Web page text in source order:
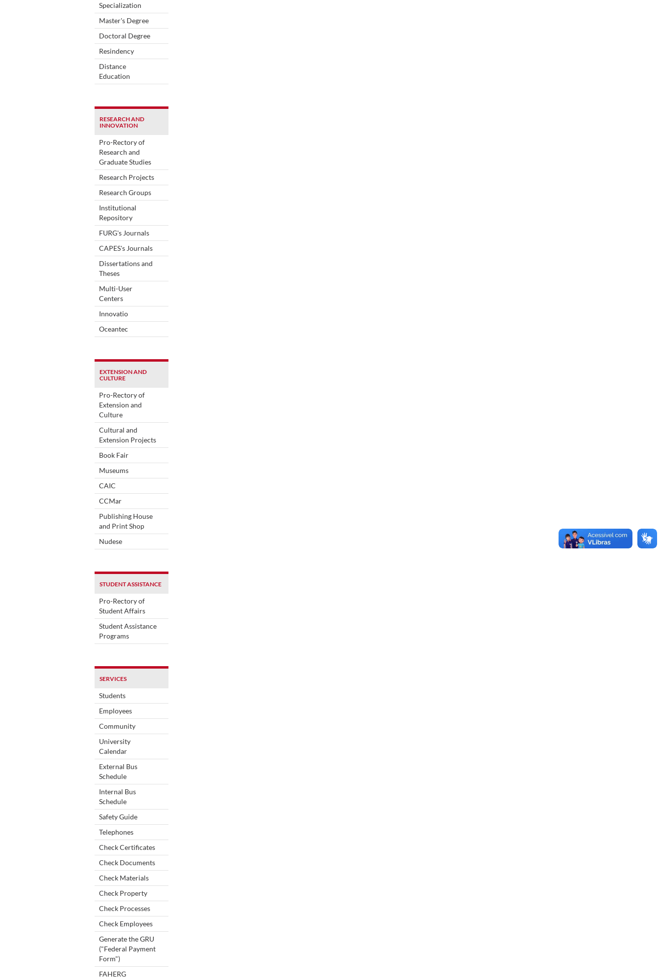
Specialization
Master's Degree
Doctoral Degree
Resindency
Distance
Education
RESEARCH AND
INNOVATION
Pro-Rectory of
Research and
Graduate Studies
Research Projects
Research Groups
Institutional
Repository
FURG's Journals
CAPES's Journals
Dissertations and
Theses
Multi-User
Centers
Innovatio
Oceantec
EXTENSION AND
CULTURE
Pro-Rectory of
Extension and
Culture
Cultural and
Extension Projects
Book Fair
Museums
CAIC
CCMar
Publishing House
and Print Shop
Nudese
STUDENT ASSISTANCE
Pro-Rectory of
Student Affairs
Student Assistance
Programs
SERVICES
Students
Employees
Community
University
Calendar
External Bus
Schedule
Internal Bus
Schedule
Safety Guide
Telephones
Check Certificates
Check Documents
Check Materials
Check Property
Check Processes
Check Employees
Generate the GRU
("Federal Payment
Form")
FAHERG